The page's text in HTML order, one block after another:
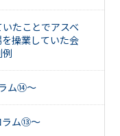
たことでアスベ
操業していた会
ム⑭～
ラム⑬～